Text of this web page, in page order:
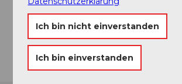
+41 (0)41 531 14 77
Ich bin nicht einverstanden
Ich bin einverstanden